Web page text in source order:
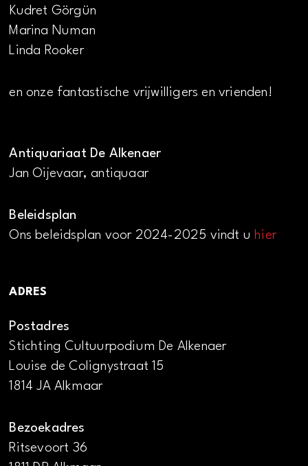
Kudret Görgün
Marina Numan
Linda Rooker
en onze fantastische vrijwilligers en vrienden!
Antiquariaat De Alkenaer
Jan Oijevaar, antiquaar
Beleidsplan
Ons beleidsplan voor 2024-2025 vindt u hier
ADRES
Postadres
Stichting Cultuurpodium De Alkenaer
Louise de Colignystraat 15
1814 JA Alkmaar
Bezoekadres
Ritsevoort 36